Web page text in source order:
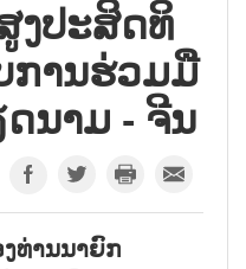
ງ​ປະ​ສິດ​ທິ​
ການ​ຮ່ວມ​ມື​
ນາມ - ຈີນ
ທ່ານນາຍົກ